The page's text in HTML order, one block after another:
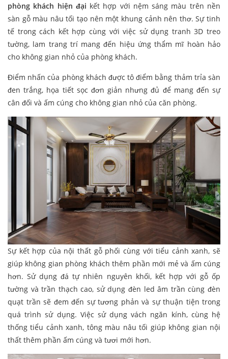
phòng khách hiện đại kết hợp với nệm sáng màu trên nền
sàn gỗ màu nâu tối tạo nên một khung cảnh nên thơ. Sự tinh
tế trong cách kết hợp cùng với việc sử dụng tranh 3D treo
tường, lam trang trí mang đến hiệu ứng thẩm mĩ hoàn hảo
cho không gian nhỏ của phòng khách.
Điểm nhấn của phòng khách được tô điểm bằng thảm trỉa sàn
đen trắng, họa tiết sọc đơn giản nhưng đủ để mang đến sự
cân đối và ấm cúng cho không gian nhỏ của căn phòng.
Sự kết hợp của nội thất gỗ phối cùng với tiểu cảnh xanh, sẽ
giúp không gian phòng khách thêm phần mới mẻ và ấm cúng
hơn. Sử dụng đá tự nhiên nguyên khối, kết hợp với gỗ ốp
tường và trần thạch cao, sử dụng đèn led âm trần cùng đèn
quạt trần sẽ đem đến sự tương phản và sự thuận tiện trong
quá trình sử dụng. Việc sử dụng vách ngăn kính, cùng hệ
thống tiểu cảnh xanh, tông màu nâu tối giúp không gian nội
thất thêm phần ấm cúng và tươi mới hơn.